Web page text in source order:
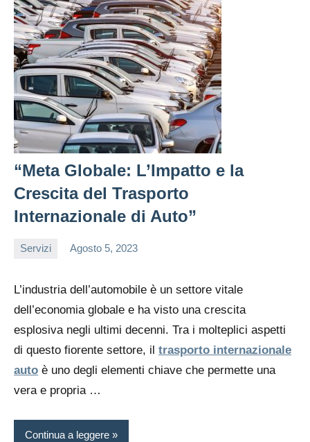
“Meta Globale: L’Impatto e la
Crescita del Trasporto
Internazionale di Auto”
Servizi Agosto 5, 2023
L’industria dell’automobile è un settore vitale
dell’economia globale e ha visto una crescita
esplosiva negli ultimi decenni. Tra i molteplici aspetti
di questo fiorente settore, il trasporto internazionale
auto è uno degli elementi chiave che permette una
vera e propria …
Continua a leggere